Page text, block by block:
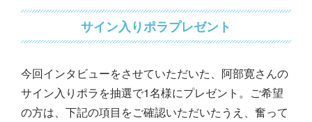
サイン入りポラプレゼント
今回インタビューをさせていただいた、阿部寛さんの
サイン入りポラを抽選で1名様にプレゼント。ご希望
の方は、下記の項目をご確認いただいたうえ、奮って